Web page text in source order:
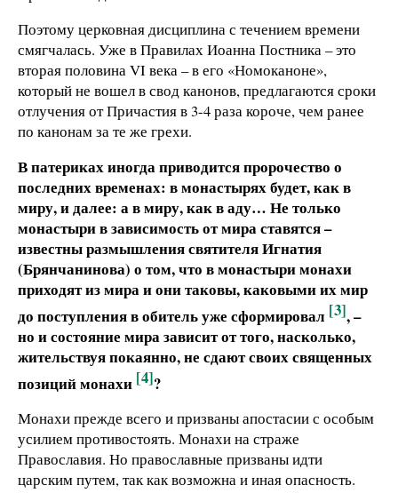
Поэтому церковная дисциплина с течением времени
смягчалась. Уже в Правилах Иоанна Постника – это
вторая половина VI века – в его «Номоканоне»,
который не вошел в свод канонов, предлагаются сроки
отлучения от Причастия в 3-4 раза короче, чем ранее
по канонам за те же грехи.
В патериках иногда приводится пророчество о
последних временах: в монастырях будет, как в
миру, и далее: а в миру, как в аду… Не только
монастыри в зависимость от мира ставятся –
известны размышления святителя Игнатия
(Брянчанинова) о том, что в монастыри монахи
приходят из мира и они таковы, каковыми их мир
до поступления в обитель уже сформировал [3], –
но и состояние мира зависит от того, насколько,
жительствуя покаянно, не сдают своих священных
позиций монахи [4]?
Монахи прежде всего и призваны апостасии с особым
усилием противостоять. Монахи на страже
Православия. Но православные призваны идти
царским путем, так как возможна и иная опасность.